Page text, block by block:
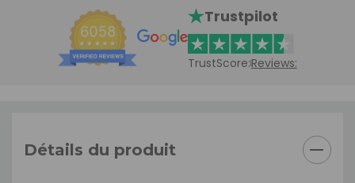
Trustpilot
TrustScore:Reviews:
Détails du produit